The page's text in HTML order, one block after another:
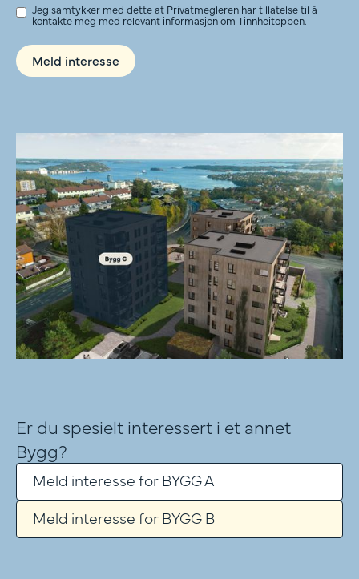
Jeg samtykker med dette at Privatmegleren har tillatelse til å
kontakte meg med relevant informasjon om Tinnheitoppen.
Er du spesielt interessert i et annet
Bygg?
Meld interesse for BYGG A
Meld interesse for BYGG B